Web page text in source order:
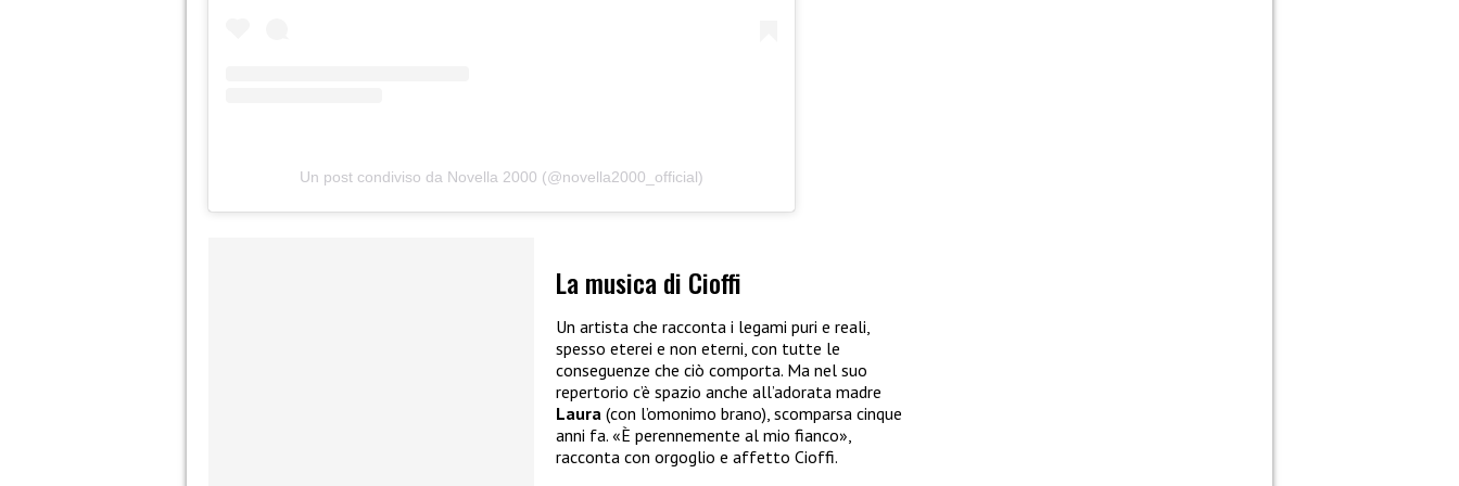
Un post condiviso da Novella 2000 (@novella2000_official)
La musica di Cioffi
Un artista che racconta i legami puri e reali,
spesso eterei e non eterni, con tutte le
conseguenze che ciò comporta. Ma nel suo
repertorio c’è spazio anche all’adorata madre
Laura (con l’omonimo brano), scomparsa cinque
anni fa. «È perennemente al mio fianco»,
racconta con orgoglio e affetto Cioffi.